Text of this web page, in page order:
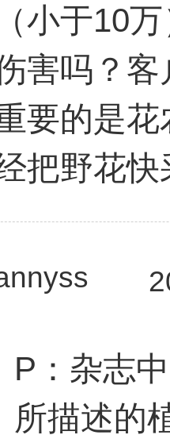
（小于10
害吗？
要的是
把野花快
P：杂志
所描述的